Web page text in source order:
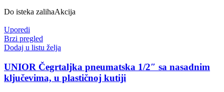
Do isteka zalihaAkcija
Uporedi
Brzi pregled
Dodaj u listu želja
UNIOR Čegrtaljka pneumatska 1/2″ sa nasadnim
ključevima, u plastičnoj kutiji